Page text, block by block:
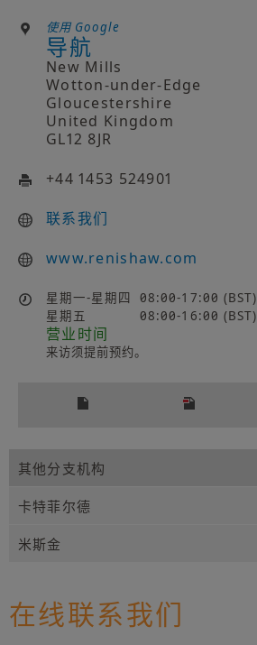
使用 Google
导航
New Mills
Wotton-under-Edge
Gloucestershire
United Kingdom
GL12 8JR
+44 1453 524901
联系我们
www.renishaw.com
星期一-星期四
08:00-17:00 (BST)
星期五
08:00-16:00 (BST)
营业时间
来访须提前预约。
其他分支机构
卡特菲尔德
米斯金
在线联系我们